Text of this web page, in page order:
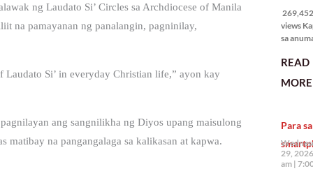
ng Laudato Si’ Circles sa Archdiocese of Manila
na pamayanan ng panalangin, pagninilay,
Laudato Si’ in everyday Christian life,” ayon kay
ang sangnilikha ng Diyos upang maisulong
matibay na pangangalaga sa kalikasan at kapwa.
views
sa
planong
usapin
sadyang
READ
MORE
Para
29,
am